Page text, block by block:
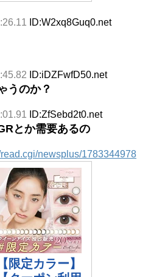
ID:W2xq8Guq0.net
ID:iDZFwfD50.net
うのか？
ID:ZfSebd2t0.net
とか需要あるの
newsplus/1783344978